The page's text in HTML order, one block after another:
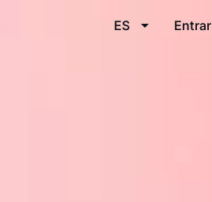
ES Entrar